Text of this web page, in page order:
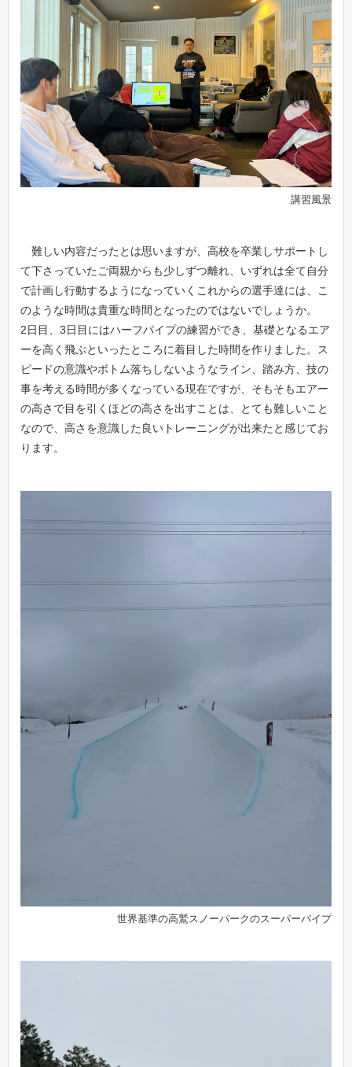
講習風景
難しい内容だったとは思いますが、高校を卒業しサポートし
て下さっていたご両親からも少しずつ離れ、いずれは全て自分
で計画し行動するようになっていくこれからの選手達には、こ
のような時間は貴重な時間となったのではないでしょうか。
2日目、3日目にはハーフパイプの練習ができ、基礎となるエア
ーを高く飛ぶといったところに着目した時間を作りました。ス
ピードの意識やボトム落ちしないようなライン、踏み方、技の
事を考える時間が多くなっている現在ですが、そもそもエアー
の高さで目を引くほどの高さを出すことは、とても難しいこと
なので、高さを意識した良いトレーニングが出来たと感じてお
ります。
世界基準の高鷲スノーパークのスーパーパイプ